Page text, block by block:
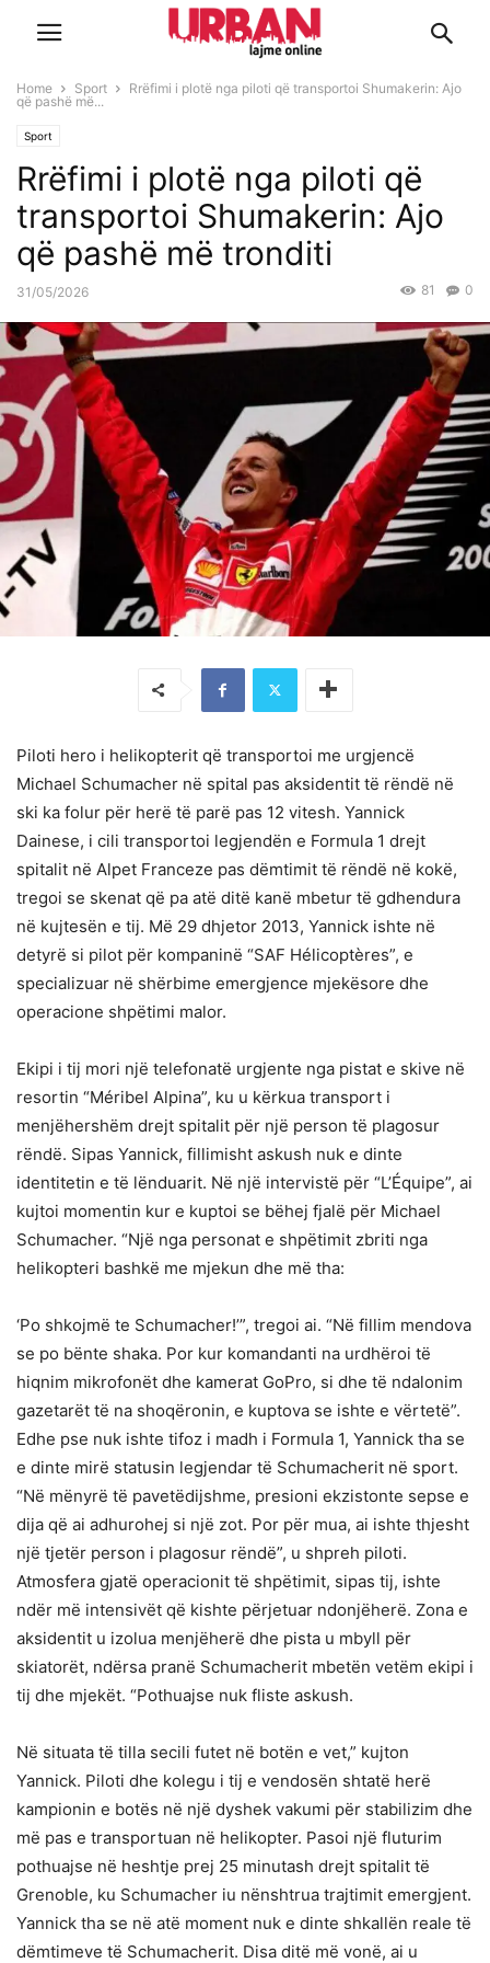
Home Sport
Rrëfimi i plotë nga piloti që transportoi Shumakerin: Ajo
që pashë më...
Sport
Rrëfimi i plotë nga piloti që
transportoi Shumakerin: Ajo
që pashë më tronditi
31/05/2026 0
81
Piloti hero i helikopterit që transportoi me urgjencë
Michael Schumacher në spital pas aksidentit të rëndë në
ski ka folur për herë të parë pas 12 vitesh. Yannick
Dainese, i cili transportoi legjendën e Formula 1 drejt
spitalit në Alpet Franceze pas dëmtimit të rëndë në kokë,
tregoi se skenat që pa atë ditë kanë mbetur të gdhendura
në kujtesën e tij. Më 29 dhjetor 2013, Yannick ishte në
detyrë si pilot për kompaninë “SAF Hélicoptères”, e
specializuar në shërbime emergjence mjekësore dhe
operacione shpëtimi malor.
Ekipi i tij mori një telefonatë urgjente nga pistat e skive në
resortin “Méribel Alpina”, ku u kërkua transport i
menjëhershëm drejt spitalit për një person të plagosur
rëndë. Sipas Yannick, fillimisht askush nuk e dinte
identitetin e të lënduarit. Në një intervistë për “L’Équipe”, ai
kujtoi momentin kur e kuptoi se bëhej fjalë për Michael
Schumacher. “Një nga personat e shpëtimit zbriti nga
helikopteri bashkë me mjekun dhe më tha:
‘Po shkojmë te Schumacher!’”, tregoi ai. “Në fillim mendova
se po bënte shaka. Por kur komandanti na urdhëroi të
hiqnim mikrofonët dhe kamerat GoPro, si dhe të ndalonim
gazetarët të na shoqëronin, e kuptova se ishte e vërtetë”.
Edhe pse nuk ishte tifoz i madh i Formula 1, Yannick tha se
e dinte mirë statusin legjendar të Schumacherit në sport.
“Në mënyrë të pavetëdijshme, presioni ekzistonte sepse e
dija që ai adhurohej si një zot. Por për mua, ai ishte thjesht
një tjetër person i plagosur rëndë”, u shpreh piloti.
Atmosfera gjatë operacionit të shpëtimit, sipas tij, ishte
ndër më intensivët që kishte përjetuar ndonjëherë. Zona e
aksidentit u izolua menjëherë dhe pista u mbyll për
skiatorët, ndërsa pranë Schumacherit mbetën vetëm ekipi i
tij dhe mjekët. “Pothuajse nuk fliste askush.
Në situata të tilla secili futet në botën e vet,” kujton
Yannick. Piloti dhe kolegu i tij e vendosën shtatë herë
kampionin e botës në një dyshek vakumi për stabilizim dhe
më pas e transportuan në helikopter. Pasoi një fluturim
pothuajse në heshtje prej 25 minutash drejt spitalit të
Grenoble, ku Schumacher iu nënshtrua trajtimit emergjent.
Yannick tha se në atë moment nuk e dinte shkallën reale të
dëmtimeve të Schumacherit. Disa ditë më vonë, ai u